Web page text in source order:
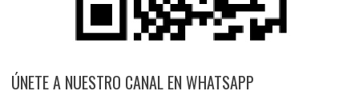
ÚNETE A NUESTRO CANAL EN WHATSAPP